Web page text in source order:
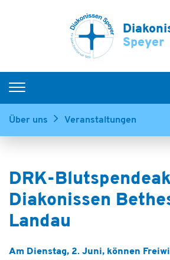
Speyer
Krankenhäuser
Kinder & Jugendliche
Hospiz & Palliative Care
Ausbildung & Karriere
Über uns Veranstaltungen
DRK-
Diakonissen
Am Dienstag, 2. Juni, können